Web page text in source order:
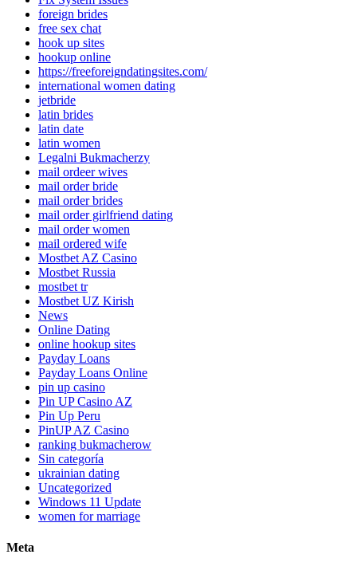
foreign brides
free sex chat
hook up sites
hookup online
https://freeforeigndatingsites.com/
international women dating
jetbride
latin brides
latin date
latin women
Legalni Bukmacherzy
mail ordeer wives
mail order bride
mail order brides
mail order girlfriend dating
mail order women
mail ordered wife
Mostbet AZ Casino
Mostbet Russia
mostbet tr
Mostbet UZ Kirish
News
Online Dating
online hookup sites
Payday Loans
Payday Loans Online
pin up casino
Pin UP Casino AZ
Pin Up Peru
PinUP AZ Casino
ranking bukmacherow
Sin categoría
ukrainian dating
Uncategorized
Windows 11 Update
women for marriage
Meta